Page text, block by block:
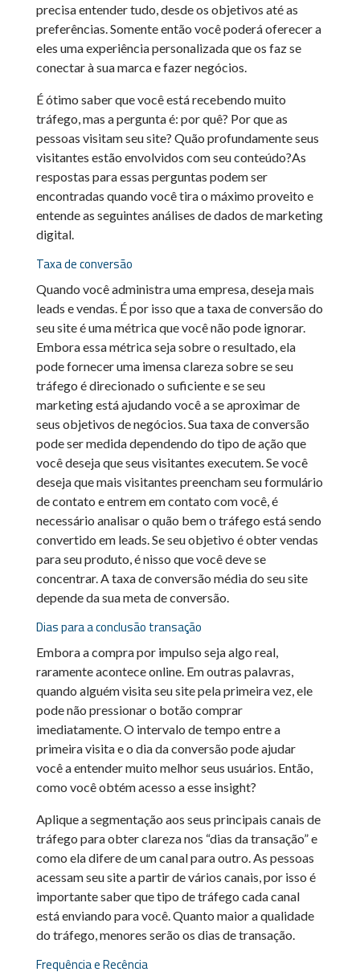
precisa entender tudo, desde os objetivos até as
preferências. Somente então você poderá oferecer a
eles uma experiência personalizada que os faz se
conectar à sua marca e fazer negócios.
É ótimo saber que você está recebendo muito
tráfego, mas a pergunta é: por quê? Por que as
pessoas visitam seu site? Quão profundamente seus
visitantes estão envolvidos com seu conteúdo?As
respostas para essas perguntas podem ser
encontradas quando você tira o máximo proveito e
entende as seguintes análises de dados de marketing
digital.
Taxa de conversão
Quando você administra uma empresa, deseja mais
leads e vendas. É por isso que a taxa de conversão do
seu site é uma métrica que você não pode ignorar.
Embora essa métrica seja sobre o resultado, ela
pode fornecer uma imensa clareza sobre se seu
tráfego é direcionado o suficiente e se seu
marketing está ajudando você a se aproximar de
seus objetivos de negócios. Sua taxa de conversão
pode ser medida dependendo do tipo de ação que
você deseja que seus visitantes executem. Se você
deseja que mais visitantes preencham seu formulário
de contato e entrem em contato com você, é
necessário analisar o quão bem o tráfego está sendo
convertido em leads. Se seu objetivo é obter vendas
para seu produto, é nisso que você deve se
concentrar. A taxa de conversão média do seu site
depende da sua meta de conversão.
Dias para a conclusão transação
Embora a compra por impulso seja algo real,
raramente acontece online. Em outras palavras,
quando alguém visita seu site pela primeira vez, ele
pode não pressionar o botão comprar
imediatamente. O intervalo de tempo entre a
primeira visita e o dia da conversão pode ajudar
você a entender muito melhor seus usuários. Então,
como você obtém acesso a esse insight?
Aplique a segmentação aos seus principais canais de
tráfego para obter clareza nos “dias da transação” e
como ela difere de um canal para outro. As pessoas
acessam seu site a partir de vários canais, por isso é
importante saber que tipo de tráfego cada canal
está enviando para você. Quanto maior a qualidade
do tráfego, menores serão os dias de transação.
Frequência e Recência